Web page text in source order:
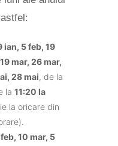
ian, 5 feb, 19
mar, 26 mar,
28 mai, de la
la 11:20 la
la oricare din
10 mar, 5